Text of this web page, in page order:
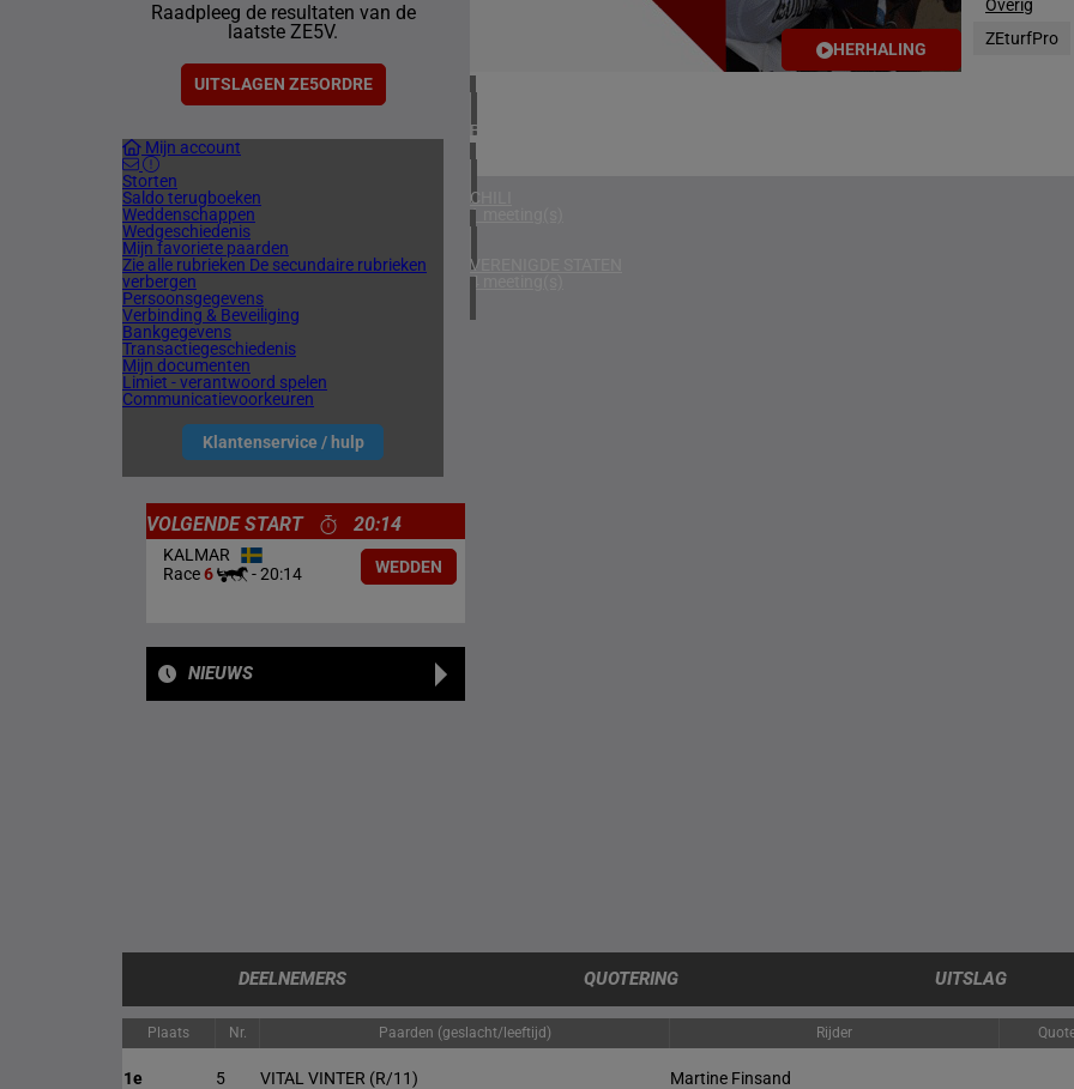
Raadpleeg de resultaten van de
laatste ZE5V.
UITSLAGEN ZE5ORDRE
Mijn account
Storten
Saldo terugboeken
Weddenschappen
Wedgeschiedenis
Mijn favoriete paarden
Zie alle rubrieken De secundaire rubrieken
verbergen
Persoonsgegevens
Verbinding & Beveiliging
Bankgegevens
Transactiegeschiedenis
Mijn documenten
Limiet - verantwoord spelen
Communicatievoorkeuren
Klantenservice / hulp
3 meeting(s)
BELGIË
1 meeting(s)
CHILI
1 meeting(s)
VERENIGDE STATEN
4 meeting(s)
HERHALING
Overig
ZEturfPro
VOLGENDE START 20:14
KALMAR
Race6 -20:14 WEDDEN
NIEUWS
DEELNEMERS QUOTERING UITSLAG
Plaats Nr. Paarden (geslacht/leeftijd) Rijder
1e 5 VITAL VINTER (R/11) Martine Finsand